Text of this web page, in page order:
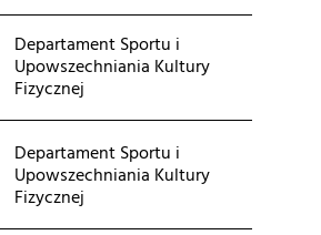
Departament Sportu i
Upowszechniania Kultury
Fizycznej
Departament Sportu i
Upowszechniania Kultury
Fizycznej